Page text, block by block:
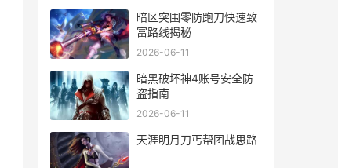
暗区突围零防跑刀快速致
富路线揭秘
2026-06-11
暗黑破坏神4账号安全防
盗指南
2026-06-11
天涯明月刀丐帮团战思路